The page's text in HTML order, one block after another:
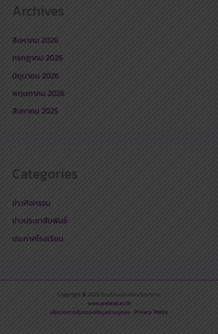
Archives
สิงหาคม 2026
กรกฎาคม 2026
มิถุนายน 2026
พฤษภาคม 2026
สิงหาคม 2025
Categories
ข่าวกิจกรรม
ข่าวประชาสัมพันธ์
ประกาศโรงเรียน
Copyright©2026 โรงเรียนประเทียบวิทยาทาน
www.prateab.ac.th
นโยบายการคุ้มครองข้อมูลส่วนบุคคล​ : Privacy Policy